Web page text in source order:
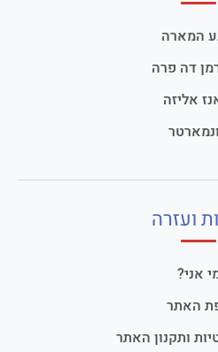
המארה
דה פרה
אליזה
ועזרה
אני?
האתר
ותקנון האתר